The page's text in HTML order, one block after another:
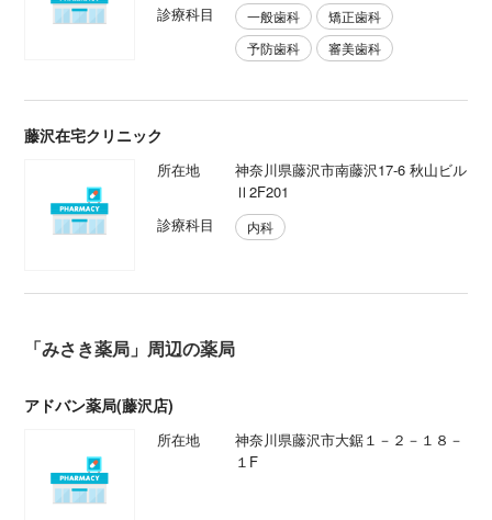
診療科目
一般歯科
矯正歯科
予防歯科
審美歯科
藤沢在宅クリニック
所在地
神奈川県藤沢市南藤沢17-6 秋山ビル
Ⅱ2F201
診療科目
内科
「みさき薬局」周辺の薬局
アドバン薬局(藤沢店)
所在地
神奈川県藤沢市大鋸１－２－１８－
１F